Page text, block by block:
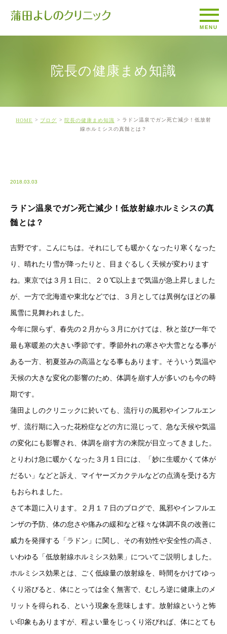
院長の健康まめ知識
HOME ブログ 院長の健康まめ知識
ラドン温泉でガン死亡減少！低放射
線ホルミシスの真髄とは？
2018.03.03
ラドン温泉でガン死亡減少！低放射線ホルミシスの真
髄とは？
吉野です。こんにちは。それにしても暖かくなったり寒くなった
り、晴れたり雪が降ったりと、目まぐるしく天候が変わります
ね。東京では３月１日に、２０℃以上まで気温が急上昇しました
が、一方で北海道や東北などでは、３月としては異例なほどの暴
風雪に見舞われました。
今年に限らず、春先の２月から３月にかけては、秋と並び一年で
最も寒暖差の大きい季節です。季節外れの寒さや大雪となる事が
ある一方、初夏並みの高温となる事もあります。そういう気温や
天候の大きな変化の影響のため、体調を崩す人が多いのも今の時
期です。
蒲田よしのクリニックに於いても、流行りの風邪やインフルエン
ザ、流行期に入った花粉症などの方に混じって、急な天候や気温
の変化にも影響され、体調を崩す方の来院が目立ってきました。
とりわけ急に暖かくなった３月１日には、「妙に生暖かくて体が
だるい」などと訴え、マイヤーズカクテルなどの点滴を受ける方
もおられました。
さて本題に入ります。２月１７日のブログで、風邪やインフルエ
ンザの予防、体の怠さや痛みの緩和など様々な体調不良の改善に
威力を発揮する「ラドン」に関し、その有効性や安全性の高さ、
いわゆる「低放射線ホルミシス効果」についてご説明しました。
ホルミシス効果とは、ごく低線量の放射線を、時間をかけてゆっ
くり浴びると、体にとっては全く無害で、むしろ逆に健康上のメ
リットを得られる、という現象を意味します。放射線というと怖
い印象もありますが、程よい量をじっくり浴びれば、体にとても